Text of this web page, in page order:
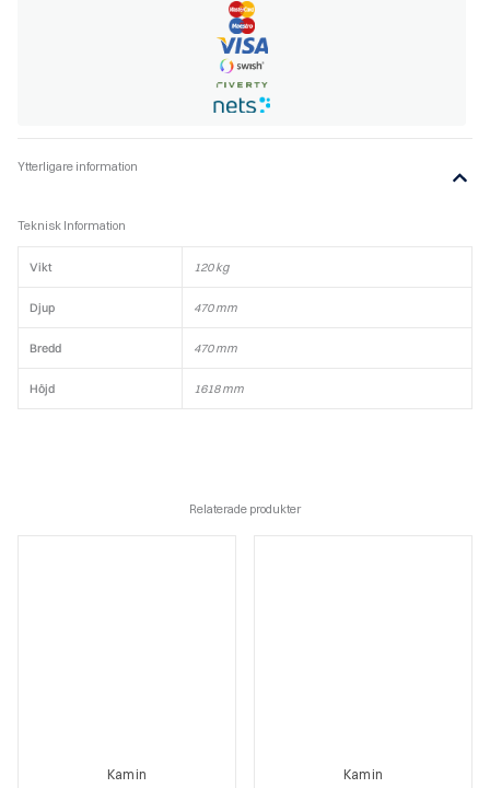
Ytterligare information
Teknisk Information
Vikt 120 kg
Djup 470 mm
Bredd 470 mm
Höjd 1618 mm
Relaterade produkter
Kamin Kamin